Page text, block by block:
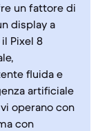
un fattore di
display a
Pixel 8
fluida e
artificiale
operano con
con